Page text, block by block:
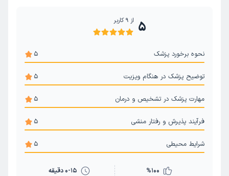
5 از 9کاربر
نحوه برخورد پزشک 5
توضیح پزشک در هنگام ویزیت 5
مهارت پزشک در تشخیص و درمان 5
فرآیند پذیرش و رفتار منشی 5
شرایط محیطی 5
%100
0-15 دقیقه